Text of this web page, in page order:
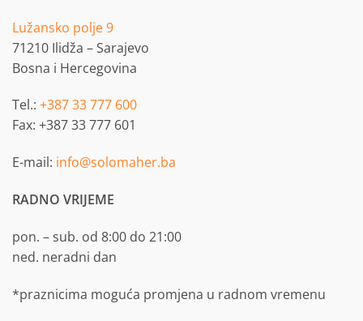
Lužansko polje 9
71210 Ilidža – Sarajevo
Bosna i Hercegovina
Tel.: +387 33 777 600
Fax: +387 33 777 601
E-mail: info@solomaher.ba
RADNO VRIJEME
pon. – sub. od 8:00 do 21:00
ned. neradni dan
*praznicima moguća promjena u radnom vremenu